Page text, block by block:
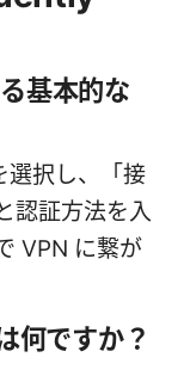
基本的な
選択し、「接
認証方法を入
VPN に繋が
何ですか？